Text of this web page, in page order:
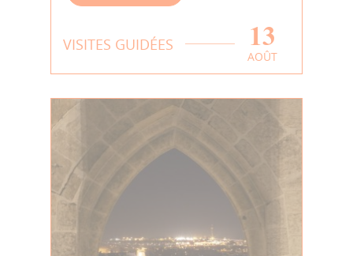
VISITES GUIDÉES 13
AOÛT